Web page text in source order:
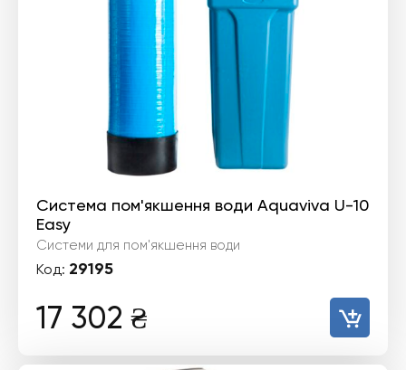
Система пом'якшення води Aquaviva U-10
Easy
Системи для пом'якшення води
Код: 29195
17 302 ₴